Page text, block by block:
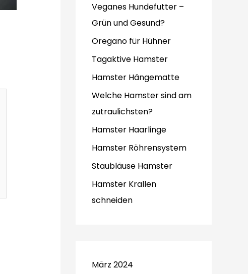
Veganes Hundefutter –
Grün und Gesund?
Oregano für Hühner
Tagaktive Hamster
Hamster Hängematte
Welche Hamster sind am
zutraulichsten?
Hamster Haarlinge
Hamster Röhrensystem
Staubläuse Hamster
Hamster Krallen
schneiden
März 2024